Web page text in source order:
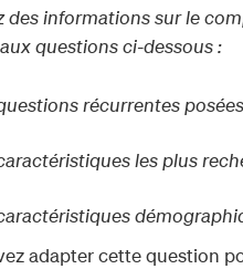
des informations sur le
questions ci-dessous :
récurrentes
les plus
adapter cette question